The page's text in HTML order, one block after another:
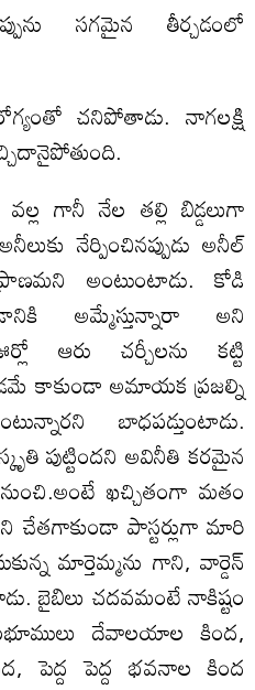
సగమైన తీర్చడంలో
చనిపోతాడు. నాగలక్షి
గానీ నేల తల్లి బిడ్డలుగా
నేర్పించినప్పుడు అనీల్
అంటుంటాడు. కోడి
అమ్మేస్తున్నారా అని
ఆరు చర్చీలను కట్టి
కాకుండా అమాయక ప్రజల్ని
బాధపడ్తుంటాడు.
పుట్టిందని అవినీతి కరమైన
నుంచి.అంటే ఖచ్చితంగా మతం
చేతగాకుండా పాస్టర్లుగా మారి
మార్తెమ్మను గాని, వార్డెన్
బైబిలు చదవమంటే నాకిష్టం
దేవాలయాల కింద,
పెద్ద పెద్ద భవనాల కింద